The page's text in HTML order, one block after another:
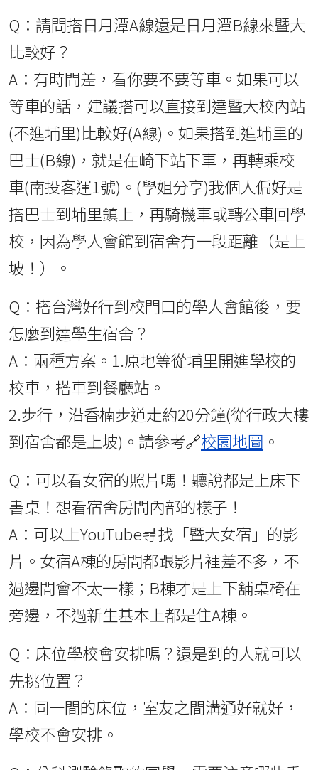
Q：請問搭日月潭A線還是日月潭B線來暨大
比較好？
A：有時間差，看你要不要等車。如果可以
等車的話，建議搭可以直接到達暨大校內站
(不進埔里)比較好(A線)。如果搭到進埔里的
巴士(B線)，就是在崎下站下車，再轉乘校
車(南投客運1號)。(學姐分享)我個人偏好是
搭巴士到埔里鎮上，再騎機車或轉公車回學
校，因為學人會館到宿舍有一段距離（是上
坡！）。
Q：搭台灣好行到校門口的學人會館後，要
怎麼到達學生宿舍？
A：兩種方案。1.原地等從埔里開進學校的
校車，搭車到餐廳站。
2.步行，沿香楠步道走約20分鐘(從行政大樓
到宿舍都是上坡)。請參考🔗校園地圖 。
Q：可以看女宿的照片嗎！聽說都是上床下
書桌！想看宿舍房間內部的樣子！
A：可以上YouTube尋找「暨大女宿」的影
片。女宿A棟的房間都跟影片裡差不多，不
過邊間會不太一樣；B棟才是上下舖桌椅在
旁邊，不過新生基本上都是住A棟。
Q：床位學校會安排嗎？還是到的人就可以
先挑位置？
A：同一間的床位，室友之間溝通好就好，
學校不會安排。